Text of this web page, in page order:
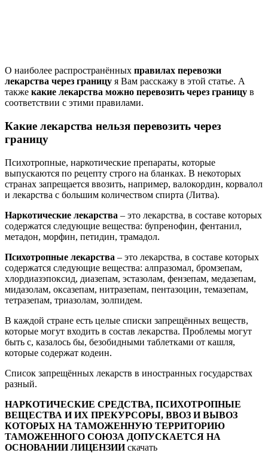
О наиболее распространённых правилах перевозки
лекарства через границу я Вам расскажу в этой статье. А
также какие лекарства можно перевозить через границу в
соответствии с этими правилами.
Какие лекарства нельзя перевозить через
границу
Психотропные, наркотические препараты, которые
выпускаются по рецепту строго на бланках. В некоторых
странах запрещается ввозить, например, валокордин, корвалол
и лекарства с большим количеством спирта (Литва).
Наркотические лекарства – это лекарства, в составе которых
содержатся следующие вещества: бупренофин, фентанил,
метадон, морфин, петидин, трамадол.
Психотропные лекарства – это лекарства, в составе которых
содержатся следующие вещества: алпразомал, бромзепам,
хлордиазэпоксид, диазепам, эстазолам, фензепам, медазепам,
мидазолам, оксазепам, нитразепам, пентазоцин, темазепам,
тетразепам, триазолам, золпидем.
В каждой стране есть целые списки запрещённых веществ,
которые могут входить в состав лекарства. Проблемы могут
быть с, казалось бы, безобидными таблетками от кашля,
которые содержат кодеин.
Список запрещённых лекарств в иностранных государствах
разный.
НАРКОТИЧЕСКИЕ СРЕДСТВА, ПСИХОТРОПНЫЕ
ВЕЩЕСТВА И ИХ ПРЕКУРСОРЫ, ВВОЗ И ВЫВОЗ
КОТОРЫХ НА ТАМОЖЕННУЮ ТЕРРИТОРИЮ
ТАМОЖЕННОГО СОЮЗА ДОПУСКАЕТСЯ НА
ОСНОВАНИИ ЛИЦЕНЗИИскачать